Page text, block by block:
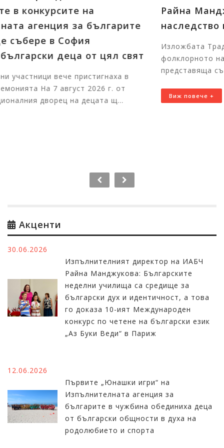
в
Райна Манджукова: Културното
наследство ни обогатява и
Изложбата Традиционна риза с алтица:
фолклорното наследство, върнато към живот
представяща съвременни бесарабски...
Акценти
30.06.2026
Изпълнителният директор на ИАБЧ
Райна Манджукова: Българските
неделни училища са средище за
български дух и идентичност, а това
го доказа 10-ият Международен
конкурс по четене на български език
„Аз Буки Веди“ в Париж
12.06.2026
Първите „Юнашки игри“ на
Изпълнителната агенция за
българите в чужбина обединиха деца
от български общности в духа на
родолюбието и спорта